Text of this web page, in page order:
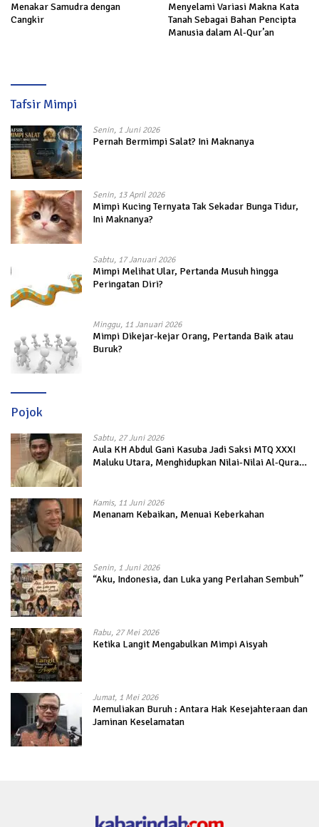
Menakar Samudra dengan
Cangkir
Menyelami Variasi Makna Kata
Tanah Sebagai Bahan Pencipta
Manusia dalam Al-Qur’an
Tafsir Mimpi
Senin, 1 Juni 2026
Pernah Bermimpi Salat? Ini Maknanya
Senin, 13 April 2026
Mimpi Kucing Ternyata Tak Sekadar Bunga Tidur,
Ini Maknanya?
Sabtu, 17 Januari 2026
Mimpi Melihat Ular, Pertanda Musuh hingga
Peringatan Diri?
Minggu, 11 Januari 2026
Mimpi Dikejar-kejar Orang, Pertanda Baik atau
Buruk?
Pojok
Sabtu, 27 Juni 2026
Aula KH Abdul Gani Kasuba Jadi Saksi MTQ XXXI
Maluku Utara, Menghidupkan Nilai-Nilai Al-Quran
Kamis, 11 Juni 2026
Menanam Kebaikan, Menuai Keberkahan
Senin, 1 Juni 2026
“Aku, Indonesia, dan Luka yang Perlahan Sembuh”
Rabu, 27 Mei 2026
Ketika Langit Mengabulkan Mimpi Aisyah
Jumat, 1 Mei 2026
Memuliakan Buruh : Antara Hak Kesejahteraan dan
Jaminan Keselamatan